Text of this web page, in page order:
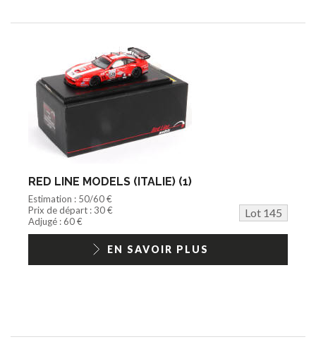
RED LINE MODELS (ITALIE) (1)
Estimation : 50/60 €
Prix de départ : 30 €
Lot 145
Adjugé : 60 €
EN SAVOIR PLUS